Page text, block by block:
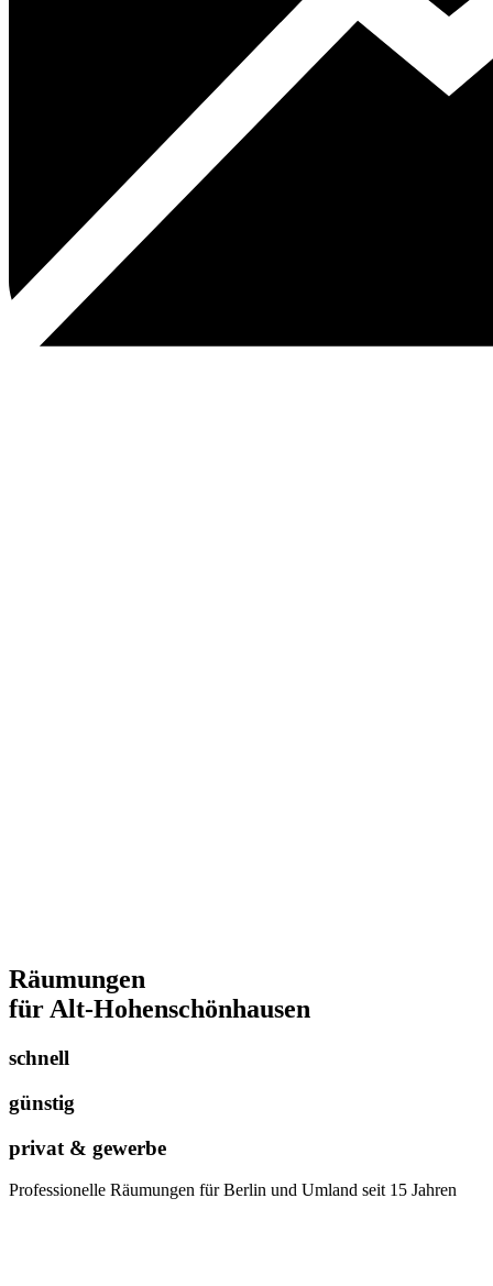
Räumungen
für Alt-Hohenschönhausen
schnell
günstig
privat & gewerbe
Professionelle Räumungen für Berlin und Umland seit 15 Jahren